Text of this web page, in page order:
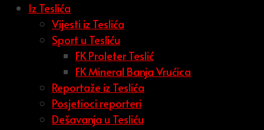
Iz Teslića
Vijesti iz Teslića
Sport u Tesliću
FK Proleter Teslić
FK Mineral Banja Vrućica
Reportaže iz Teslića
Posjetioci reporteri
Dešavanja u Tesliću